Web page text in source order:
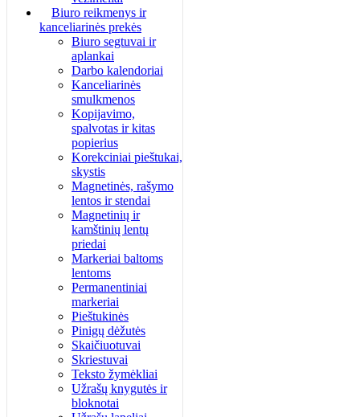
Biuro reikmenys ir
kanceliarinės prekės
Biuro segtuvai ir
aplankai
Darbo kalendoriai
Kanceliarinės
smulkmenos
Kopijavimo,
spalvotas ir kitas
popierius
Korekciniai pieštukai,
skystis
Magnetinės, rašymo
lentos ir stendai
Magnetinių ir
kamštinių lentų
priedai
Markeriai baltoms
lentoms
Permanentiniai
markeriai
Pieštukinės
Pinigų dėžutės
Skaičiuotuvai
Skriestuvai
Teksto žymėkliai
Užrašų knygutės ir
bloknotai